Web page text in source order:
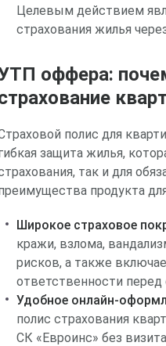
Целевым действием
страхования жилья
оффера:
полис для
защита жилья,
так и для
продукта
Широкое страховое
кражи, взлома,
рисков, а также
ответственности
Удобное онлайн-
полис страхования
СК «Евроинс» без